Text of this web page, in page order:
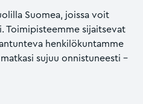
Suomea, joissa voit
Toimipisteemme sijaitsevat
henkilökuntamme
sujuu onnistuneesti –